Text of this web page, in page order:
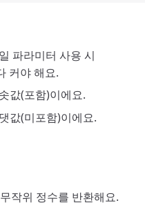
파라미터 사용 시
커야 해요.
값(포함)이에요.
값(미포함)이에요.
작위 정수를 반환해요.